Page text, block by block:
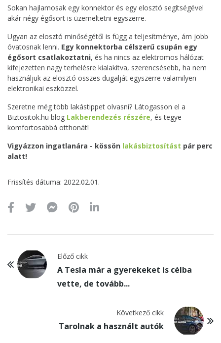
Sokan hajlamosak egy konnektor és egy elosztó segítségével
akár négy égősort is üzemeltetni egyszerre.
Ugyan az elosztó minőségétől is függ a teljesítménye, ám jobb
óvatosnak lenni. Egy konnektorba célszerű csupán egy
égősort csatlakoztatni, és ha nincs az elektromos hálózat
kifejezetten nagy terhelésre kialakítva, szerencsésebb, ha nem
használjuk az elosztó összes dugalját egyszerre valamilyen
elektronikai eszközzel.
Szeretne még több lakástippet olvasni? Látogasson el a
Biztositok.hu blog Lakberendezés részére, és tegye
komfortosabbá otthonát!
Vigyázzon ingatlanára - kössön lakásbiztosítást pár perc
alatt!
Frissítés dátuma: 2022.02.01.
Előző cikk
A Tesla már a gyerekeket is célba
vette, de tovább...
Következő cikk
Tarolnak a használt autók